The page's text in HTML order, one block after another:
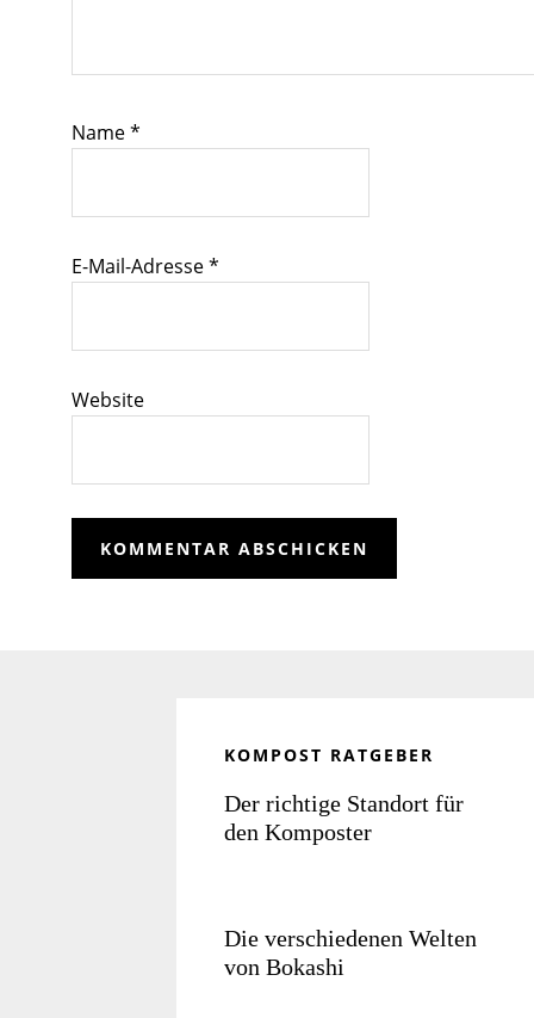
Name*
E-Mail-Adresse*
Website
KOMPOST RATGEBER
Der richtige Standort für
den Komposter
Die verschiedenen Welten
von Bokashi